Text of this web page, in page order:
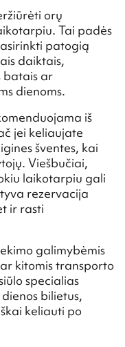
orų
Tai padės
patogią
daiktais,
batais ar
dienoms.
iš
jei keliaujate
šventes, kai
Viešbučiai,
laikotarpiu gali
rezervacija
ir rasti
galimybėmis
kitomis transporto
specialias
bilietus,
keliauti po